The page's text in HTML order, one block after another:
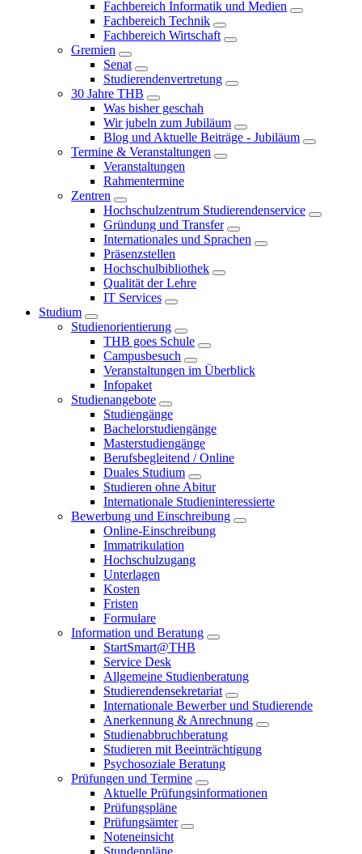
Fachbereich Informatik und Medien
Fachbereich Technik
Fachbereich Wirtschaft
Gremien
Senat
Studierendenvertretung
30 Jahre THB
Was bisher geschah
Wir jubeln zum Jubiläum
Blog und Aktuelle Beiträge - Jubiläum
Termine & Veranstaltungen
Veranstaltungen
Rahmentermine
Zentren
Hochschulzentrum Studierendenservice
Gründung und Transfer
Internationales und Sprachen
Präsenzstellen
Hochschulbibliothek
Qualität der Lehre
IT Services
Studium
Studienorientierung
THB goes Schule
Campusbesuch
Veranstaltungen im Überblick
Infopaket
Studienangebote
Studiengänge
Bachelorstudiengänge
Masterstudiengänge
Berufsbegleitend / Online
Duales Studium
Studieren ohne Abitur
Internationale Studieninteressierte
Bewerbung und Einschreibung
Online-Einschreibung
Immatrikulation
Hochschulzugang
Unterlagen
Kosten
Fristen
Formulare
Information und Beratung
StartSmart@THB
Service Desk
Allgemeine Studienberatung
Studierendensekretariat
Internationale Bewerber und Studierende
Anerkennung & Anrechnung
Studienabbruchberatung
Studieren mit Beeinträchtigung
Psychosoziale Beratung
Prüfungen und Termine
Aktuelle Prüfungsinformationen
Prüfungspläne
Prüfungsämter
Noteneinsicht
Stundenpläne